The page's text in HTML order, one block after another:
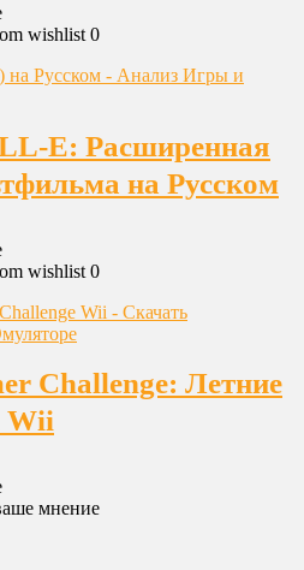
wishlist 0
E: Расширенная
на Русском
wishlist 0
Challenge: Летние
Wii
мнение